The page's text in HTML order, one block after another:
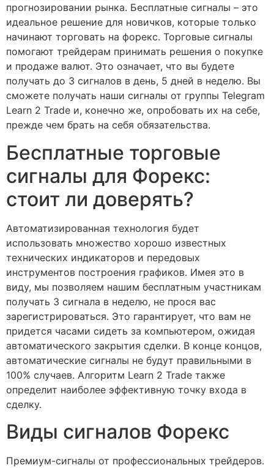
прогнозировании рынка. Бесплатные сигналы – это
идеальное решение для новичков, которые только
начинают торговать на форекс. Торговые сигналы
помогают трейдерам принимать решения о покупке
и продаже валют. Это означает, что вы будете
получать до 3 сигналов в день, 5 дней в неделю. Вы
сможете получать наши сигналы от группы Telegram
Learn 2 Trade и, конечно же, опробовать их на себе,
прежде чем брать на себя обязательства.
Бесплатные торговые
сигналы для Форекс:
стоит ли доверять?
Автоматизированная технология будет
использовать множество хорошо известных
технических индикаторов и передовых
инструментов построения графиков. Имея это в
виду, мы позволяем нашим бесплатным участникам
получать 3 сигнала в неделю, не прося вас
зарегистрироваться. Это гарантирует, что вам не
придется часами сидеть за компьютером, ожидая
автоматического закрытия сделки. В конце концов,
автоматические сигналы не будут правильными в
100% случаев. Алгоритм Learn 2 Trade также
определит наиболее эффективную точку входа в
сделку.
Виды сигналов Форекс
Премиум-сигналы от профессиональных трейдеров.